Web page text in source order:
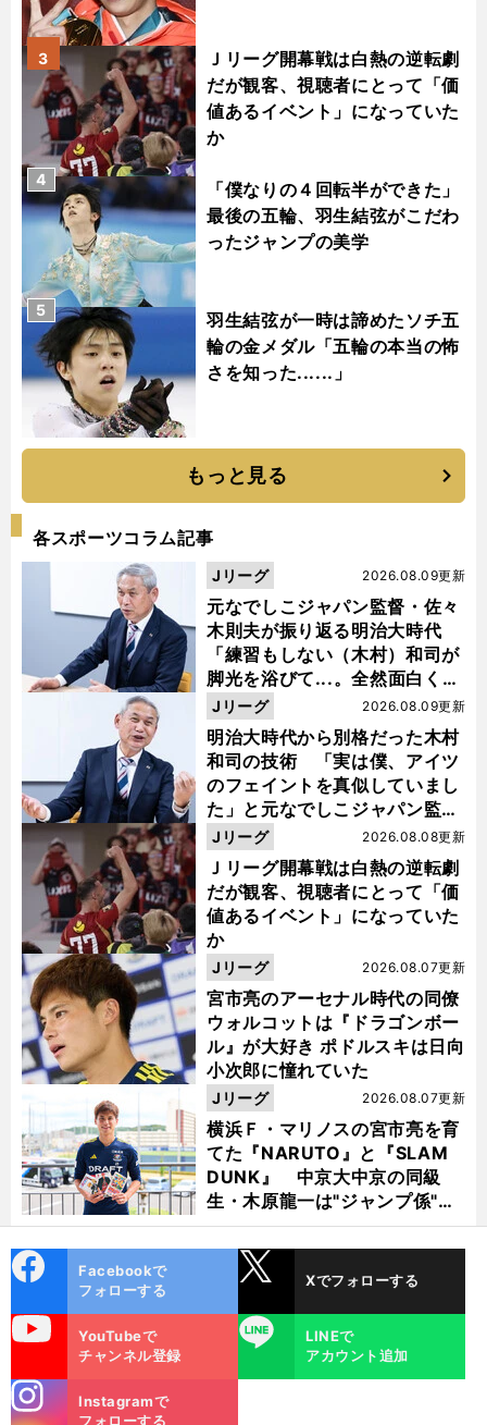
Ｊリーグ開幕戦は白熱の逆転劇
だが観客、視聴者にとって「価
値あるイベント」になっていた
か
3
「僕なりの４回転半ができた」
最後の五輪、羽生結弦がこだわ
ったジャンプの美学
4
羽生結弦が一時は諦めたソチ五
輪の金メダル「五輪の本当の怖
さを知った......」
5
もっと見る
各スポーツコラム記事
元なでしこジャパン監督・佐々
木則夫が振り返る明治大時代
「練習もしない（木村）和司が
脚光を浴びて...。全然面白くな
い４年間でした」
2026.08.09更新
Jリーグ
明治大時代から別格だった木村
和司の技術 「実は僕、アイツ
のフェイントを真似していまし
た」と元なでしこジャパン監
督・佐々木則夫
2026.08.09更新
Jリーグ
Ｊリーグ開幕戦は白熱の逆転劇
だが観客、視聴者にとって「価
値あるイベント」になっていた
か
2026.08.08更新
Jリーグ
宮市亮のアーセナル時代の同僚
ウォルコットは『ドラゴンボー
ル』が大好き ポドルスキは日向
小次郎に憧れていた
2026.08.07更新
Jリーグ
横浜Ｆ・マリノスの宮市亮を育
てた『NARUTO』と『SLAM
DUNK』 中京大中京の同級
生・木原龍一は"ジャンプ係"だ
った
2026.08.07更新
Jリーグ
ok
Facebookで
フォローする
Xでフォローする
YouTubeで
チャンネル登録
LINE
LINEで
アカウント追加
m
Instagramで
フォローする